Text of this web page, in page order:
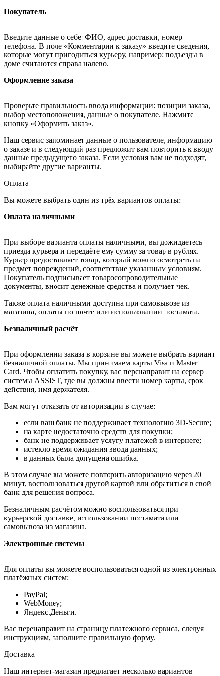
Покупатель
Введите данные о себе: ФИО, адрес доставки, номер
телефона. В поле «Комментарии к заказу» введите сведения,
которые могут пригодиться курьеру, например: подъезды в
доме считаются справа налево.
Оформление заказа
Проверьте правильность ввода информации: позиции заказа,
выбор местоположения, данные о покупателе. Нажмите
кнопку «Оформить заказ».
Наш сервис запоминает данные о пользователе, информацию
о заказе и в следующий раз предложит вам повторить к вводу
данные предыдущего заказа. Если условия вам не подходят,
выбирайте другие варианты.
Оплата
Вы можете выбрать один из трёх вариантов оплаты:
Оплата наличными
При выборе варианта оплаты наличными, вы дожидаетесь
приезда курьера и передаёте ему сумму за товар в рублях.
Курьер предоставляет товар, который можно осмотреть на
предмет повреждений, соответствие указанным условиям.
Покупатель подписывает товаросопроводительные
документы, вносит денежные средства и получает чек.
Также оплата наличными доступна при самовывозе из
магазина, оплаты по почте или использовании постамата.
Безналичный расчёт
При оформлении заказа в корзине вы можете выбрать вариант
безналичной оплаты. Мы принимаем карты Visa и Master
Card. Чтобы оплатить покупку, вас перенаправит на сервер
системы ASSIST, где вы должны ввести номер карты, срок
действия, имя держателя.
Вам могут отказать от авторизации в случае:
если ваш банк не поддерживает технологию 3D-Secure;
на карте недостаточно средств для покупки;
банк не поддерживает услугу платежей в интернете;
истекло время ожидания ввода данных;
в данных была допущена ошибка.
В этом случае вы можете повторить авторизацию через 20
минут, воспользоваться другой картой или обратиться в свой
банк для решения вопроса.
Безналичным расчётом можно воспользоваться при
курьерской доставке, использовании постамата или
самовывоза из магазина.
Электронные системы
Для оплаты вы можете воспользоваться одной из электронных
платёжных систем:
PayPal;
WebMoney;
Яндекс.Деньги.
Вас перенаправит на страницу платежного сервиса, следуя
инструкциям, заполните правильную форму.
Доставка
Наш интернет-магазин предлагает несколько вариантов